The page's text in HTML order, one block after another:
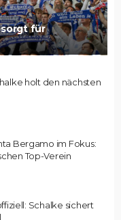
sorgt für
holt den nächsten
Bergamo im Fokus:
Top-Verein
Schalke sichert